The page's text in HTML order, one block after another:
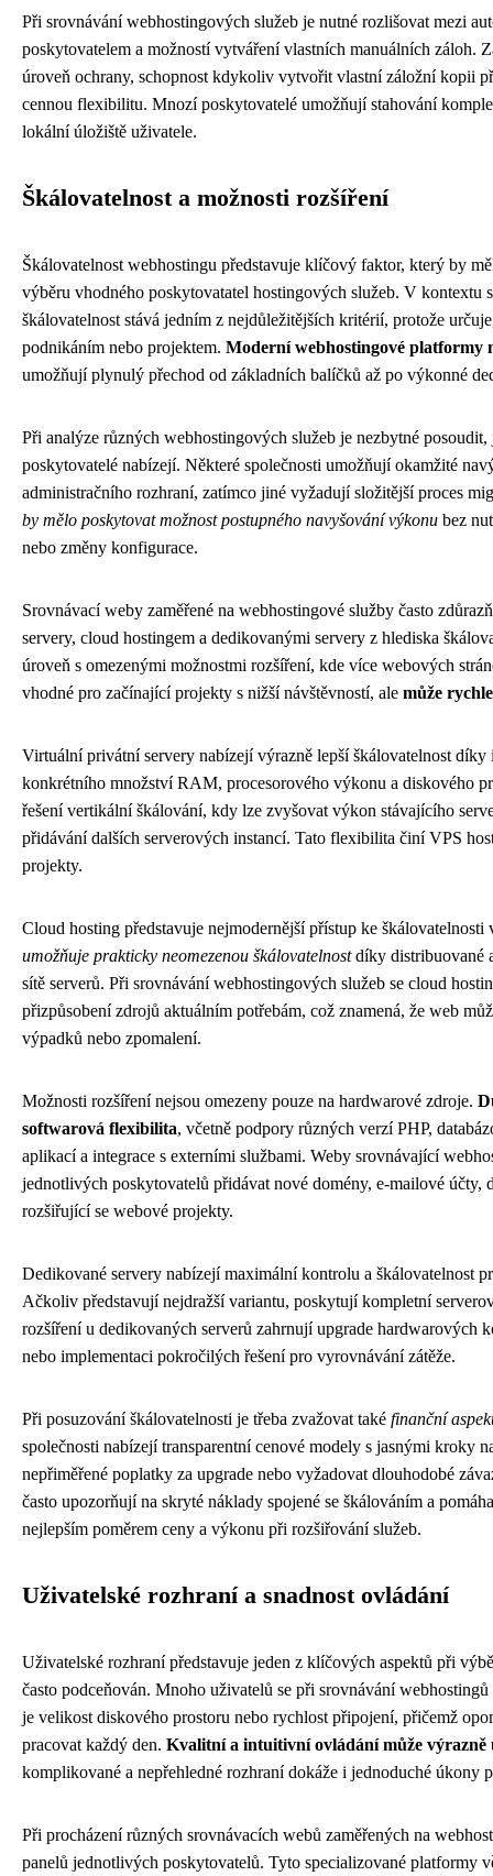
Při srovnávání webhostingových služeb je nutné rozlišovat mezi
poskytovatelem a možností vytváření vlastních manuálních záloh.
úroveň ochrany, schopnost kdykoliv vytvořit vlastní záložní kopii
cennou flexibilitu. Mnozí poskytovatelé umožňují stahování
lokální úložiště uživatele.
Škálovatelnost a možnosti rozšíření
Škálovatelnost webhostingu představuje klíčový faktor, který by
výběru vhodného poskytovatatel hostingových služeb. V kontextu
škálovatelnost stává jedním z nejdůležitějších kritérií, protože
podnikáním nebo projektem. Moderní webhostingové platformy
umožňují plynulý přechod od základních balíčků až po výkonné
Při analýze různých webhostingových služeb je nezbytné
poskytovatelé nabízejí. Některé společnosti umožňují okamžité
administračního rozhraní, zatímco jiné vyžadují složitější proces
by mělo poskytovat možnost postupného navyšování výkonu bez
nebo změny konfigurace.
Srovnávací weby zaměřené na webhostingové služby často
servery, cloud hostingem a dedikovanými servery z hlediska
úroveň s omezenými možnostmi rozšíření, kde více webových
vhodné pro začínající projekty s nižší návštěvností, ale může
Virtuální privátní servery nabízejí výrazně lepší škálovatelnost
konkrétního množství RAM, procesorového výkonu a diskového
řešení vertikální škálování, kdy lze zvyšovat výkon stávajícího
přidávání dalších serverových instancí. Tato flexibilita činí VPS
projekty.
Cloud hosting představuje nejmodernější přístup ke
umožňuje prakticky neomezenou škálovatelnostdíky distribuované
sítě serverů. Při srovnávání webhostingových služeb se cloud
přizpůsobení zdrojů aktuálním potřebám, což znamená, že web
výpadků nebo zpomalení.
Možnosti rozšíření nejsou omezeny pouze na hardwarové zdroje.
softwarová flexibilita, včetně podpory různých verzí PHP,
aplikací a integrace s externími službami. Weby srovnávající
jednotlivých poskytovatelů přidávat nové domény, e-mailové účty,
rozšiřující se webové projekty.
Dedikované servery nabízejí maximální kontrolu a škálovatelnost
Ačkoliv představují nejdražší variantu, poskytují kompletní
rozšíření u dedikovaných serverů zahrnují upgrade hardwarových
nebo implementaci pokročilých řešení pro vyrovnávání zátěže.
Při posuzování škálovatelnosti je třeba zvažovat také finanční
společnosti nabízejí transparentní cenové modely s jasnými kroky
nepřiměřené poplatky za upgrade nebo vyžadovat dlouhodobé
často upozorňují na skryté náklady spojené se škálováním a
nejlepším poměrem ceny a výkonu při rozšiřování služeb.
Uživatelské rozhraní a snadnost ovládání
Uživatelské rozhraní představuje jeden z klíčových aspektů při
často podceňován. Mnoho uživatelů se při srovnávání
je velikost diskového prostoru nebo rychlost připojení, přičemž
pracovat každý den. Kvalitní a intuitivní ovládání může výrazně
komplikované a nepřehledné rozhraní dokáže i jednoduché úkony
Při procházení různých srovnávacích webů zaměřených na
panelů jednotlivých poskytovatelů. Tyto specializované platformy